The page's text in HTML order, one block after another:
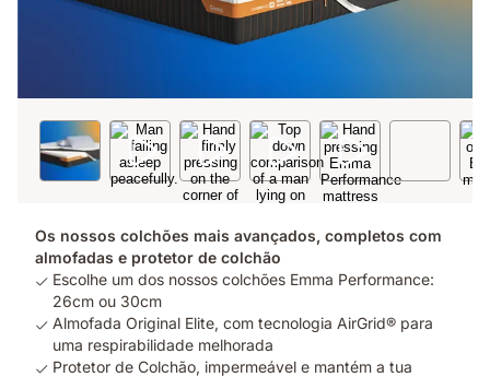
Os nossos colchões mais avançados, completos com
almofadas e protetor de colchão
Escolhe um dos nossos colchões Emma Performance:
26cm ou 30cm
Almofada Original Elite, com tecnologia AirGrid® para
uma respirabilidade melhorada
Protetor de Colchão, impermeável e mantém a tua